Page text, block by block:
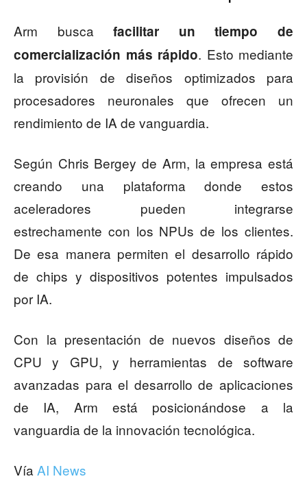
Arm buscafacilitar un tiempo de
comercialización más rápido. Esto mediante
la provisión de diseños optimizados para
procesadores neuronales que ofrecen un
rendimiento de IA de vanguardia.
Según Chris Bergey de Arm, la empresa está
creando una plataforma donde estos
aceleradores pueden integrarse
estrechamente con los NPUs de los clientes.
De esa manera permiten el desarrollo rápido
de chips y dispositivos potentes impulsados
por IA.
Con la presentación de nuevos diseños de
CPU y GPU, y herramientas de software
avanzadas para el desarrollo de aplicaciones
de IA, Arm está posicionándose a la
vanguardia de la innovación tecnológica.
Vía AI News